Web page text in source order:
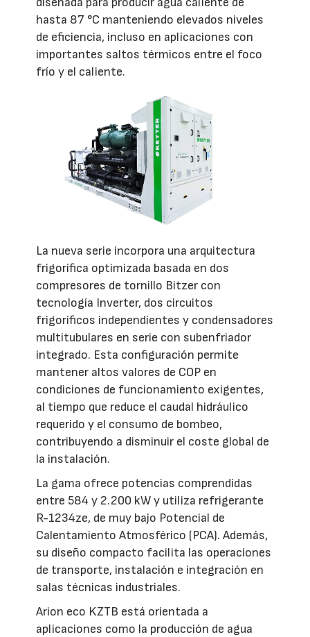
hasta 87 °C manteniendo elevados niveles
de eficiencia, incluso en aplicaciones con
importantes saltos térmicos entre el foco
frío y el caliente.
La nueva serie incorpora una arquitectura
frigorífica optimizada basada en dos
compresores de tornillo Bitzer con
tecnología Inverter, dos circuitos
frigoríficos independientes y condensadores
multitubulares en serie con subenfriador
integrado. Esta configuración permite
mantener altos valores de COP en
condiciones de funcionamiento exigentes,
al tiempo que reduce el caudal hidráulico
requerido y el consumo de bombeo,
contribuyendo a disminuir el coste global de
la instalación.
La gama ofrece potencias comprendidas
entre 584 y 2.200 kW y utiliza refrigerante
R-1234ze, de muy bajo Potencial de
Calentamiento Atmosférico (PCA). Además,
su diseño compacto facilita las operaciones
de transporte, instalación e integración en
salas técnicas industriales.
Arion eco KZTB está orientada a
aplicaciones como la producción de agua